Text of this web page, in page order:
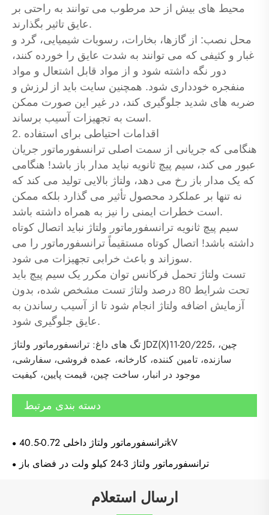
محیط های بیش از حد مرطوب می توانند به راحتی بر
عایق تاثیر بگذارند.
محل نصب: از گازها، بخارات، رسوبات شیمیایی، گرد و
غبار و کثیفی که می توانند به شدت عایق را خورده کنند،
دور نگه داشته شود و از مواد قابل اشتعال و مواد
منفجره خودداری شود. همچنین سایت باید از لرزش و
ضربه های شدید جلوگیری کند، در غیر این صورت ممکن
است به تجهیزات آسیب برساند.
2. اقدامات احتیاطی برای استفاده
هنگامی که جریانی از سمت اصلی ترانسفورماتور جریان
عبور می کند، سیم پیچ ثانویه نباید مدار باز باشد! هنگامی
که یک مدار باز رخ می دهد، ولتاژ بالایی تولید می کند که
نه تنها بر عملکرد محصول تأثیر می گذارد بلکه ممکن
است خطرات ایمنی را نیز به همراه داشته باشد.
سیم پیچ ثانویه ترانسفورماتور ولتاژ نباید اتصال کوتاه
داشته باشد! اتصال کوتاه مستقیماً ترانسفورماتور را می
سوزاند و باعث خرابی تجهیزات می شود.
تست ولتاژ تحمل فرکانس توان مکرر یک سیم پیچ باید
تحت شرایط 80 درصد ولتاژ تست مشخص شده، بدون
آزمایش اضافه ولتاژ انجام شود تا از آسیب رساندن به
عایق جلوگیری شود.
تگ های داغ: ترانسفورماتور ولتاژ JDZ(X)11-20/225، چین،
سازنده، تامین کننده، کارخانه، عمده فروشی، سفارشی،
موجود در انبار، ساخت چین، قیمت پایین، کیفیت
دسته بندی مرتبط
ترانسفورماتور ولتاژ داخلی 0.72-40.5kV
ترانسفورماتور ولتاژ 3-24 کیلو ولت در فضای باز
ارسال استعلام